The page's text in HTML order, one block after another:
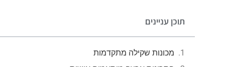
תוכן עניינים
מכונות שקילה מתקדמות